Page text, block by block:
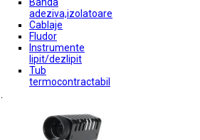
adeziva,izolatoare
Cablaje
Fludor
Instrumente
lipit/dezlipit
Tub
termocontractabil
.